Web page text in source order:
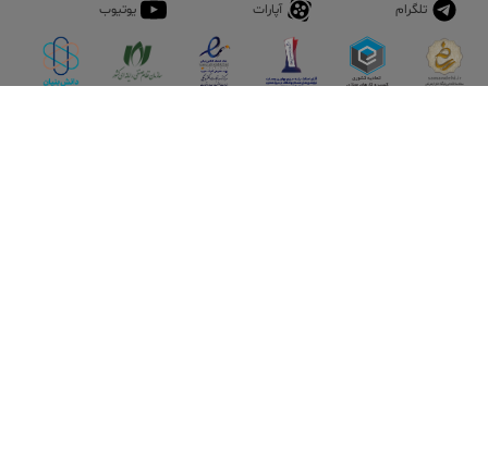
تلگرام
آپارات یوتیوب